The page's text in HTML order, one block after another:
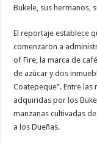
Bukele, sus hermanos,
El reportaje establece
comenzaron a
of Fire, la marca de
de azúcar y dos
Coatepeque”. Entre
adquiridas por los
manzanas cultivadas
a los Dueñas.